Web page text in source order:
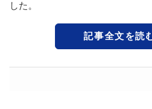
した。
記事全文を読